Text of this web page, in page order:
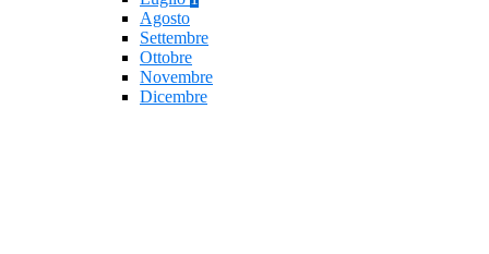
Agosto
Settembre
Ottobre
Novembre
Dicembre